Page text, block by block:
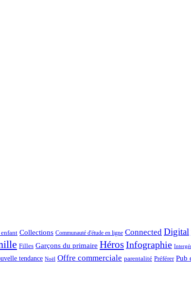
Collections Communauté d'étude en ligne Connected Digital
Filles Garçons du primaire HérosInfographie
tendance Noël Offre commerciale parentalité Préférer Pub